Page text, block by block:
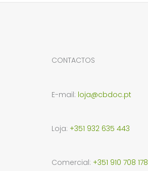
CONTACTOS
E-mail: loja@cbdoc.pt
Loja: +351 932 635 443
Comercial: +351 910 708 178